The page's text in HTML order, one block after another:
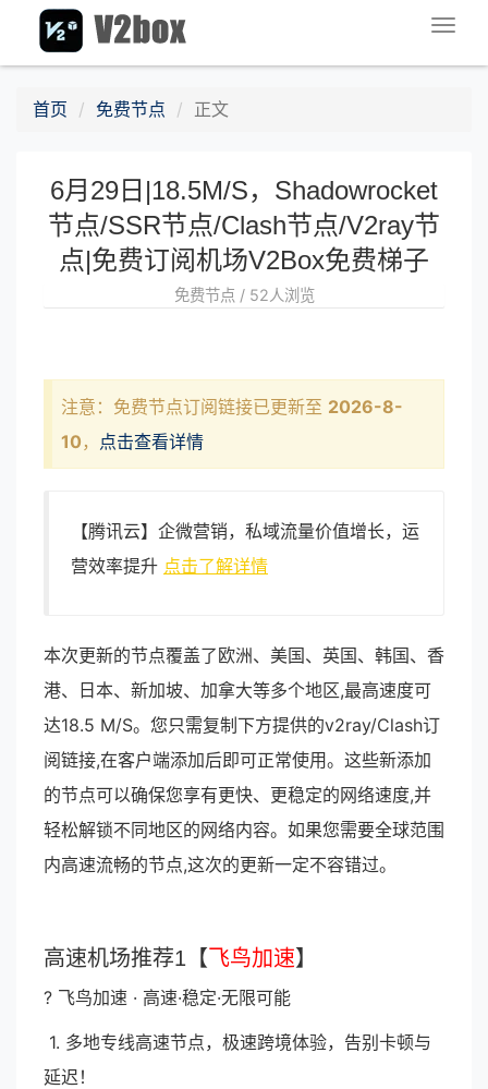
首页 免费节点 正文
6月29日|18.5M/S，Shadowrocket
节点/SSR节点/Clash节点/V2ray节
点|免费订阅机场V2Box免费梯子
免费节点 / 52人浏览
注意：免费节点订阅链接已更新至 2026-8-
10 ， 点击查看详情
【腾讯云】企微营销，私域流量价值增长，运
营效率提升 点击了解详情
本次更新的节点覆盖了欧洲、美国、英国、韩国、香
港、日本、新加坡、加拿大等多个地区,最高速度可
达18.5 M/S。您只需复制下方提供的v2ray/Clash订
阅链接,在客户端添加后即可正常使用。这些新添加
的节点可以确保您享有更快、更稳定的网络速度,并
轻松解锁不同地区的网络内容。如果您需要全球范围
内高速流畅的节点,这次的更新一定不容错过。
高速机场推荐1【 飞鸟加速】
? 飞鸟加速 · 高速·稳定·无限可能
1. 多地专线高速节点，极速跨境体验，告别卡顿与
延迟！